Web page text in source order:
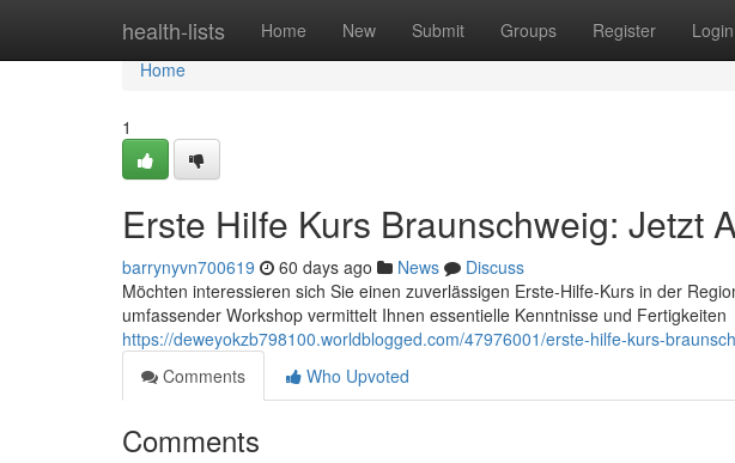
health-lists Home New Submit Groups Register Login
Home
Home
1
Erste Hilfe Kurs Braunschweig: Jetzt
barrynyvn700619 60 days ago News
Discuss
Möchten interessieren sich Sie einen zuverlässigen Erste-Hilfe-Kurs in der
umfassender Workshop vermittelt Ihnen essentielle Kenntnisse und Fertigkeiten
https://deweyokzb798100.worldblogged.com/47976001/erste-hilfe-kurs-
Comments
Who Upvoted
Comments